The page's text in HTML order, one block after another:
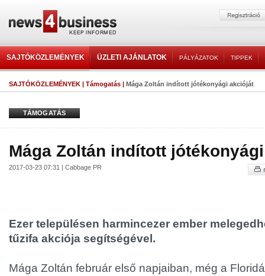
SAJTÓKÖZLEMÉNYEK ÜZLETI AJÁNLATOK PÁLYÁZATOK TIPPEK
SAJTÓKÖZLEMÉNYEK | Támogatás | Mága Zoltán indított jótékonyági akcióját
TÁMOGATÁS
Mága Zoltán indított
2017-03-23 07:31 | Cabbage PR
Ezer településen harmincezer ember
tűzifa akciója segítségével.
Mága Zoltán február első napjaiban, még a